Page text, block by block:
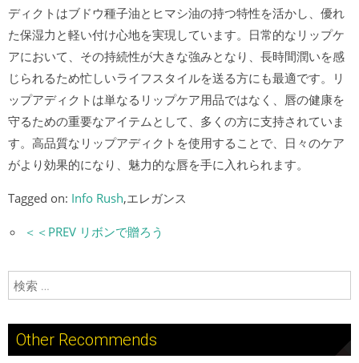
ディクトはブドウ種子油とヒマシ油の持つ特性を活かし、優れ
た保湿力と軽い付け心地を実現しています。日常的なリップケ
アにおいて、その持続性が大きな強みとなり、長時間潤いを感
じられるため忙しいライフスタイルを送る方にも最適です。リ
ップアディクトは単なるリップケア用品ではなく、唇の健康を
守るための重要なアイテムとして、多くの方に支持されていま
す。高品質なリップアディクトを使用することで、日々のケア
がより効果的になり、魅力的な唇を手に入れられます。
Tagged on: Info Rush,エレガンス
＜＜PREV リボンで贈ろう
検索:
Other Recommends